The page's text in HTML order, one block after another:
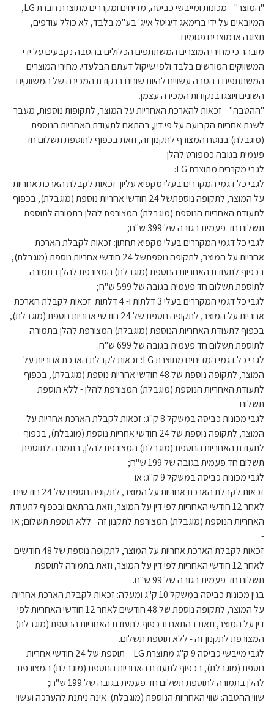
"המוצר" מכונות ומייבשי כביסה, מדיחים ומקררים מתוצרת חברת LG,
המיובאים על ידי ברימאג דיגיטל אייג' בע"מ בלבד, לא כולל עודפים,
תצוגה או מוצרים פגומים.
מובהר כי מחירי המוצרים המשתתפים הכלולים בהטבה נקבעים על ידי
המשווקים המורשים בלבד ולפי שיקול דעתם הבלעדי. מחירי המוצרים
המשתתפים בהטבה עשויים להיות שונים בנקודת המכירה של המשווקים
השונים ויוצגו בנקודות המכירה עצמן.
"ההטבה" זכאות להארכת האחריות על המוצר, לתקופות נוספות, מעבר
לשנת אחריות הקבועה על פי דין, בהתאם לתעודת האחריות הנוספת
(מוגבלת) בנוסח המצורף לתקנון זה, וזאת בכפוף לתוספת תשלום חד
פעמית בגובה כמפורט להלן:
לגבי מקררים מתוצרת LG:
לגבי כל דגמי המקררים בעלי מקפיא עליון: זכאות לקבלת הארכת אחריות
על המוצר, לתקופה נוספתשל 24 חודשי אחריות נוספת (מוגבלת), בכפוף
לתעודת האחריות הנוספת (מוגבלת) המצורפת להלן בתמורה לתוספת
תשלום חד פעמית בגובה של 399 ש"ח;
לגבי כל דגמי המקררים בעלי מקפיא תחתון: זכאות לקבלת הארכת
אחריות על המוצר, לתקופה נוספתשל 24 חודשי אחריות נוספת (מוגבלת),
בכפוף לתעודת האחריות הנוספת (מוגבלת) המצורפת להלן בתמורה
לתוספת תשלום חד פעמית בגובה של 599 ש"ח;
לגבי כל דגמי המקררים בעלי 3 דלתות ו- 4 דלתות: זכאות לקבלת הארכת
אחריות על המוצר, לתקופה נוספת של 24 חודשי אחריות נוספת (מוגבלת),
בכפוף לתעודת האחריות הנוספת (מוגבלת) המצורפת להלן בתמורה
לתוספת תשלום חד פעמית בגובה של 699 ש"ח.
לגבי כל דגמי המדיחים מתוצרת LG: זכאות לקבלת הארכת אחריות על
המוצר, לתקופה נוספת של 48 חודשי אחריות נוספת (מוגבלת), בכפוף
לתעודת האחריות הנוספת (מוגבלת) המצורפת להלן - ללא תוספת
תשלום.
לגבי מכונות כביסה במשקל 8 ק"ג: זכאות לקבלת הארכת אחריות על
המוצר, לתקופה נוספת של 24 חודשי אחריות נוספת (מוגבלת), בכפוף
לתעודת האחריות הנוספת (מוגבלת) המצורפת להלן, בתמורה לתוספת
תשלום חד פעמית בגובה של 199 ש"ח;
לגבי מכונות כביסה במשקל 9 ק"ג: או -
זכאות לקבלת הארכת אחריות על המוצר, לתקופה נוספת של 24 חודשים
לאחר 12 חודשי האחריות לפי דין על המוצר, וזאת בהתאם ובכפוף לתעודת
האחריות הנוספת (מוגבלת) המצורפת לתקנון זה - ללא תוספת תשלום; או
-
זכאות לקבלת הארכת אחריות על המוצר, לתקופה נוספת של 48 חודשים
לאחר 12 חודשי האחריות לפי דין על המוצר, וזאת בתמורה לתוספת
תשלום חד פעמית בגובה של 99 ש"ח.
בגין מכונות כביסה במשקל 10 ק"ג ומעלה: זכאות לקבלת הארכת אחריות
על המוצר, לתקופה נוספת של 48 חודשים לאחר 12 חודשי האחריות לפי
דין על המוצר, וזאת בהתאם ובכפוף לתעודת האחריות הנוספת (מוגבלת)
המצורפת לתקנון זה - ללא תוספת תשלום.
לגבי מייבשי כביסה 9 ק"ג מתוצרת LG - תוספת של 24 חודשי אחריות
נוספת (מוגבלת), בכפוף לתעודת האחריות הנוספת (מוגבלת) המצורפת
להלן בתמורה לתוספת תשלום חד פעמית בגובה של 199 ש"ח;
שווי ההטבה: שווי האחריות הנוספת (מוגבלת): אינה ניתנת להערכה ועשוי